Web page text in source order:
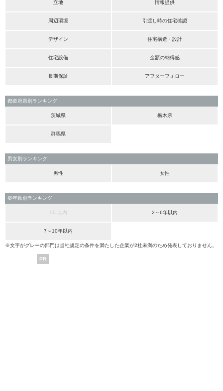
立地 情報提供
周辺環境 引渡し時の住宅確認
デザイン 住宅構造・設計
住宅設備 金額の納得感
長期保証 アフターフォロー
都道府県別ランキング
茨城県 栃木県
群馬県
男女別ランキング
男性 女性
築年数別ランキング
1年以内 2～6年以内
7～10年以内
※文字がグレーの部門は当社規定の条件を満たした企業が2社未満のため発表しておりません。
PR